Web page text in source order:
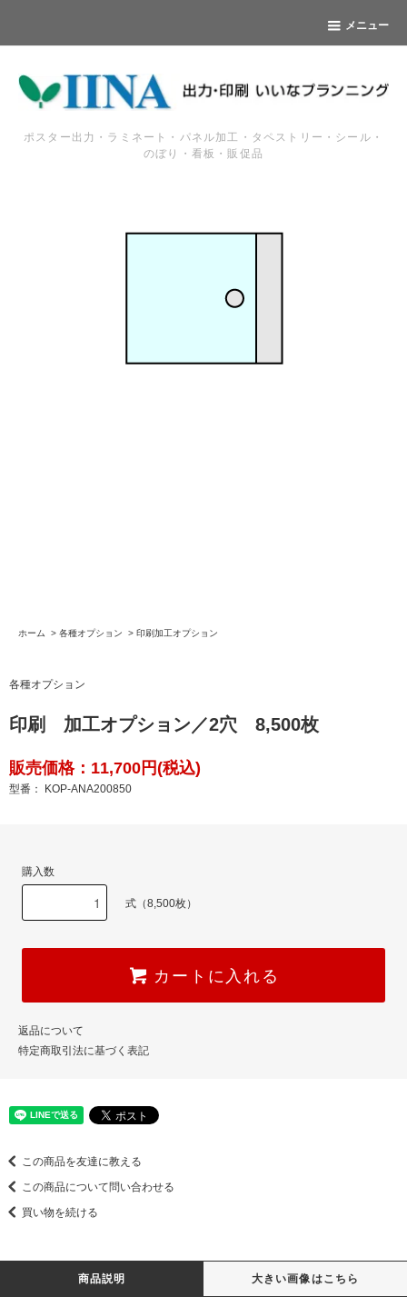
メニュー
ポスター出力・ラミネート・パネル加工・タペストリー・シール・
のぼり・看板・販促品
ホーム > 各種オプション > 印刷加工オプション
各種オプション
印刷 加工オプション／2穴 8,500枚
販売価格：11,700円(税込)
型番： KOP-ANA200850
購入数
式（8,500枚）
カートに入れる
返品について
特定商取引法に基づく表記
この商品を友達に教える
この商品について問い合わせる
買い物を続ける
商品説明 大きい画像はこちら